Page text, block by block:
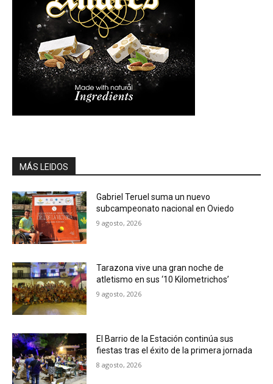
MÁS LEIDOS
Gabriel Teruel suma un nuevo
subcampeonato nacional en Oviedo
9 agosto, 2026
Tarazona vive una gran noche de
atletismo en sus ‘10 Kilometrichos’
9 agosto, 2026
El Barrio de la Estación continúa sus
fiestas tras el éxito de la primera jornada
8 agosto, 2026